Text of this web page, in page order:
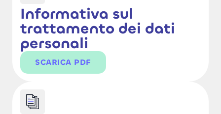
Informativa sul
trattamento dei dati
personali
SCARICA PDF